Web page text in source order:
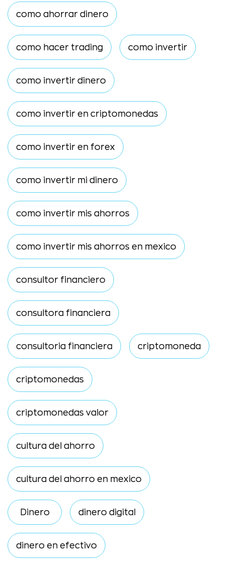
como ahorrar dinero
como hacer trading como invertir
como invertir dinero
como invertir en criptomonedas
como invertir en forex
como invertir mi dinero
como invertir mis ahorros
como invertir mis ahorros en mexico
consultor financiero
consultora financiera
consultoria financiera criptomoneda
criptomonedas
criptomonedas valor
cultura del ahorro
cultura del ahorro en mexico
Dinero dinero digital
dinero en efectivo